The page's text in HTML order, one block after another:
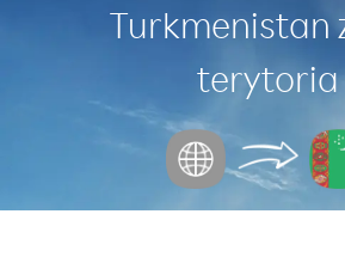
Turkmenistan
terytoria